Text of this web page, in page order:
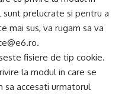
prelucrate si pentru a
mai sus, va rugam sa va
.
fisiere de tip cookie.
la modul in care se
sa accesati urmatorul